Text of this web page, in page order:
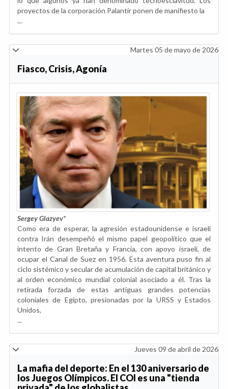
proyectos de la corporación Palantir ponen de manifiesto la
...
Martes 05 de mayo de 2026
Fiasco, Crisis, Agonía
Sergey Glazyev*
Como era de esperar, la agresión estadounidense e israelí
contra Irán desempeñó el mismo papel geopolítico que el
intento de Gran Bretaña y Francia, con apoyo israelí, de
ocupar el Canal de Suez en 1956. Esta aventura puso fin al
ciclo sistémico y secular de acumulación de capital británico y
al orden económico mundial colonial asociado a él. Tras la
retirada forzada de estas antiguas grandes potencias
coloniales de Egipto, presionadas por la URSS y Estados
Unidos,
...
Jueves 09 de abril de 2026
La mafia del deporte: En el 130 aniversario de
los Juegos Olímpicos. El COI es una "tienda